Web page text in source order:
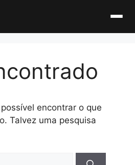
encontrar o que
Talvez uma pesquisa